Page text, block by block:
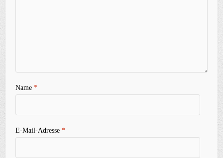
Name*
E-Mail-Adresse*